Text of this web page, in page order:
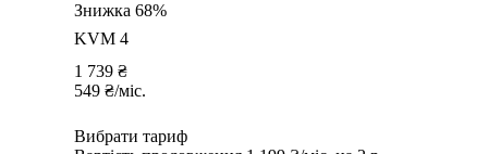
Знижка 68%
KVM 4
1 739 ₴
549 ₴/міс.
Вибрати тариф